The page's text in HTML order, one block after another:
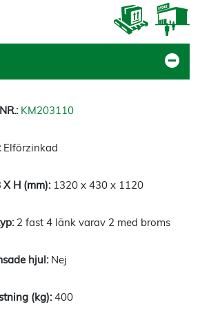
KM203110
Elförzinkad
1320 x 430 x 1120
2 fast 4 länk varav 2 med broms
Nej
400